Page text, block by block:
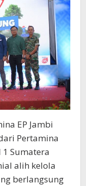
EP Jambi
Pertamina
Sumatera
alih kelola
berlangsung